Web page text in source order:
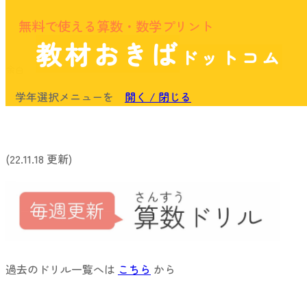
無料で使える算数・数学プリント
教材おきば ドットコム
学年選択メニューを 開く / 閉じる
(22.11.18 更新)
過去のドリル一覧へは こちら から